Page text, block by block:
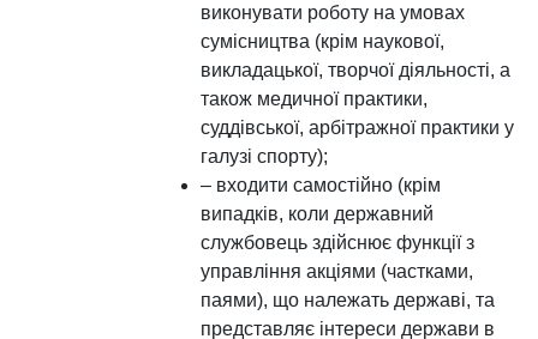
виконувати роботу на умовах
сумісництва (крім наукової,
викладацької, творчої діяльності, а
також медичної практики,
суддівської, арбітражної практики у
галузі спорту);
– входити самостійно (крім
випадків, коли державний
службовець здійснює функції з
управління акціями (частками,
паями), що належать державі, та
представляє інтереси держави в